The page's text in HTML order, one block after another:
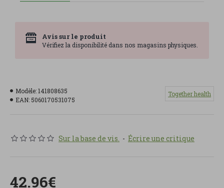
Avis sur le produit
Vérifiez la disponibilité dans nos magasins physiques.
Modèle:141808635
EAN: 5060170531075
Together health
Sur la base de vis. - Écrire une critique
42.96€